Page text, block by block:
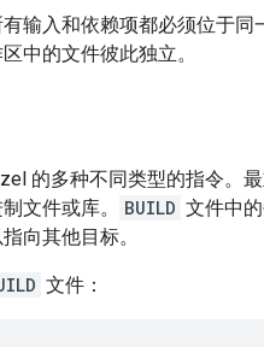
输入和依赖项都必须位于
中的文件彼此独立。
的多种不同类型的指令。
文件或库。
BUILD 文件中
向其他目标。
文件：